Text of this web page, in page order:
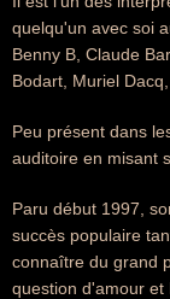
quelqu'un avec soi
Benny B, Claude
Bodart, Muriel
Peu présent dans
auditoire en misant
Paru début 1997,
succès populaire
connaître du grand
question d'amour et